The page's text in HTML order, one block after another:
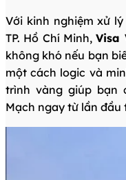
Với kinh nghiệm xử
TP. Hồ Chí Minh,Visa
không khó nếu bạn
một cách logic và
trình vàng giúp bạn
Mạch ngay từ lần đầu